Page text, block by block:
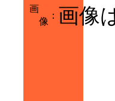
画
像
： 画像